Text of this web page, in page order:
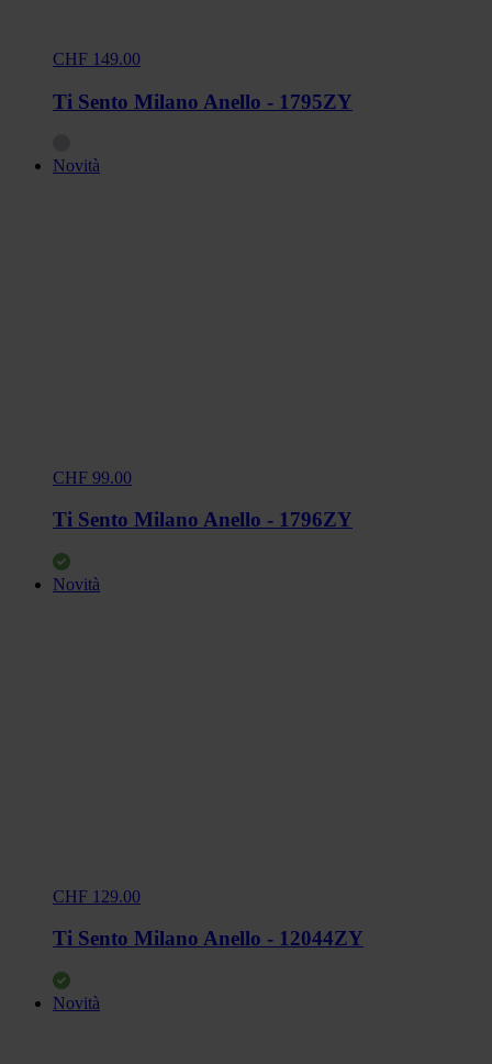
CHF 149.00
Ti Sento Milano Anello - 1795ZY
Novità
CHF 99.00
Ti Sento Milano Anello - 1796ZY
Novità
CHF 129.00
Ti Sento Milano Anello - 12044ZY
Novità